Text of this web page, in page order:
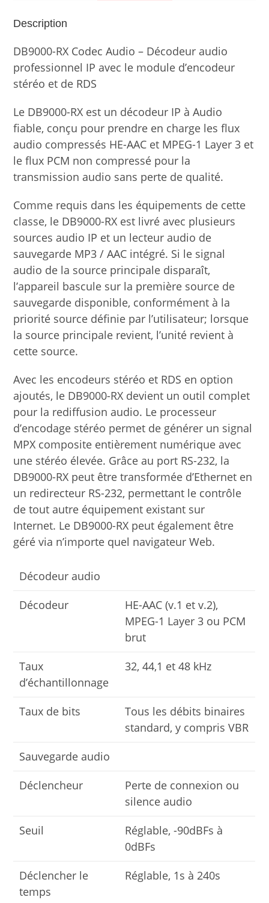
Description
DB9000-RX Codec Audio – Décodeur audio
professionnel IP avec le module d’encodeur
stéréo et de RDS
Le DB9000-RX est un décodeur IP à Audio
fiable, conçu pour prendre en charge les flux
audio compressés HE-AAC et MPEG-1 Layer 3 et
le flux PCM non compressé pour la
transmission audio sans perte de qualité.
Comme requis dans les équipements de cette
classe, le DB9000-RX est livré avec plusieurs
sources audio IP et un lecteur audio de
sauvegarde MP3 / AAC intégré. Si le signal
audio de la source principale disparaît,
l’appareil bascule sur la première source de
sauvegarde disponible, conformément à la
priorité source définie par l’utilisateur; lorsque
la source principale revient, l’unité revient à
cette source.
Avec les encodeurs stéréo et RDS en option
ajoutés, le DB9000-RX devient un outil complet
pour la rediffusion audio. Le processeur
d’encodage stéréo permet de générer un signal
MPX composite entièrement numérique avec
une stéréo élevée. Grâce au port RS-232, la
DB9000-RX peut être transformée d’Ethernet en
un redirecteur RS-232, permettant le contrôle
de tout autre équipement existant sur
Internet. Le DB9000-RX peut également être
géré via n’importe quel navigateur Web.
Décodeur audio
Décodeur
HE-AAC (v.1 et v.2),
MPEG-1 Layer 3 ou PCM
brut
Taux
d’échantillonnage
32, 44,1 et 48 kHz
Taux de bits
Tous les débits binaires
standard, y compris VBR
Sauvegarde audio
Déclencheur
Perte de connexion ou
silence audio
Seuil
Réglable, -90dBFs à
0dBFs
Déclencher le
temps
Réglable, 1s à 240s